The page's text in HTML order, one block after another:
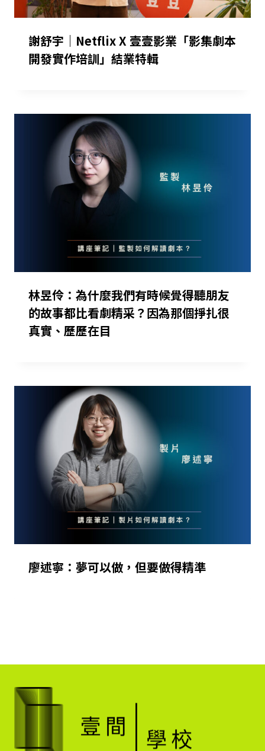
謝舒宇｜Netflix X 壹壹影業「影集劇本
開發實作培訓」結業特輯
林昱伶：為什麼我們有時候覺得聽朋友
的故事都比看劇精采？因為那個掙扎很
真實、歷歷在目
廖述寧：夢可以做，但要做得精準